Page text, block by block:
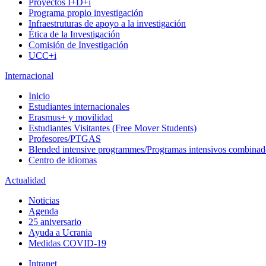
Proyectos I+D+i
Programa propio investigación
Infraestruturas de apoyo a la investigación
Ética de la Investigación
Comisión de Investigación
UCC+i
Internacional
Inicio
Estudiantes internacionales
Erasmus+ y movilidad
Estudiantes Visitantes (Free Mover Students)
Profesores/PTGAS
Blended intensive programmes/Programas intensivos
Centro de idiomas
Actualidad
Noticias
Agenda
25 aniversario
Ayuda a Ucrania
Medidas COVID-19
Intranet